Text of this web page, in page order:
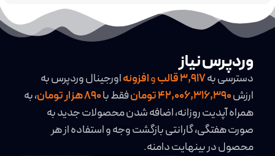
وردپرس نیاز
دسترسی به3,917قالبوافزونهاورجینال وردپرس به
ارزش42,006,316,390 تومان فقط با
، به
همراه آپدیت روزانه، اضافه شدن محصولات جدید به
صورت هفتگی، گارانتی بازگشت وجه و استفاده از هر
محصول در بینهایت دامنه.